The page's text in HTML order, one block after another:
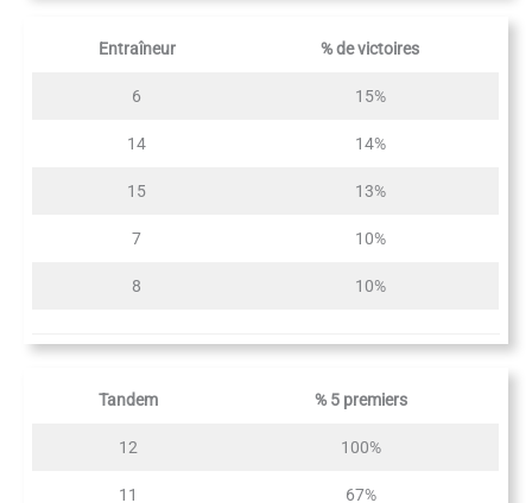
Entraîneur % de victoires
6 15%
14 14%
15 13%
7 10%
8 10%
Tandem % 5 premiers
12 100%
11 67%